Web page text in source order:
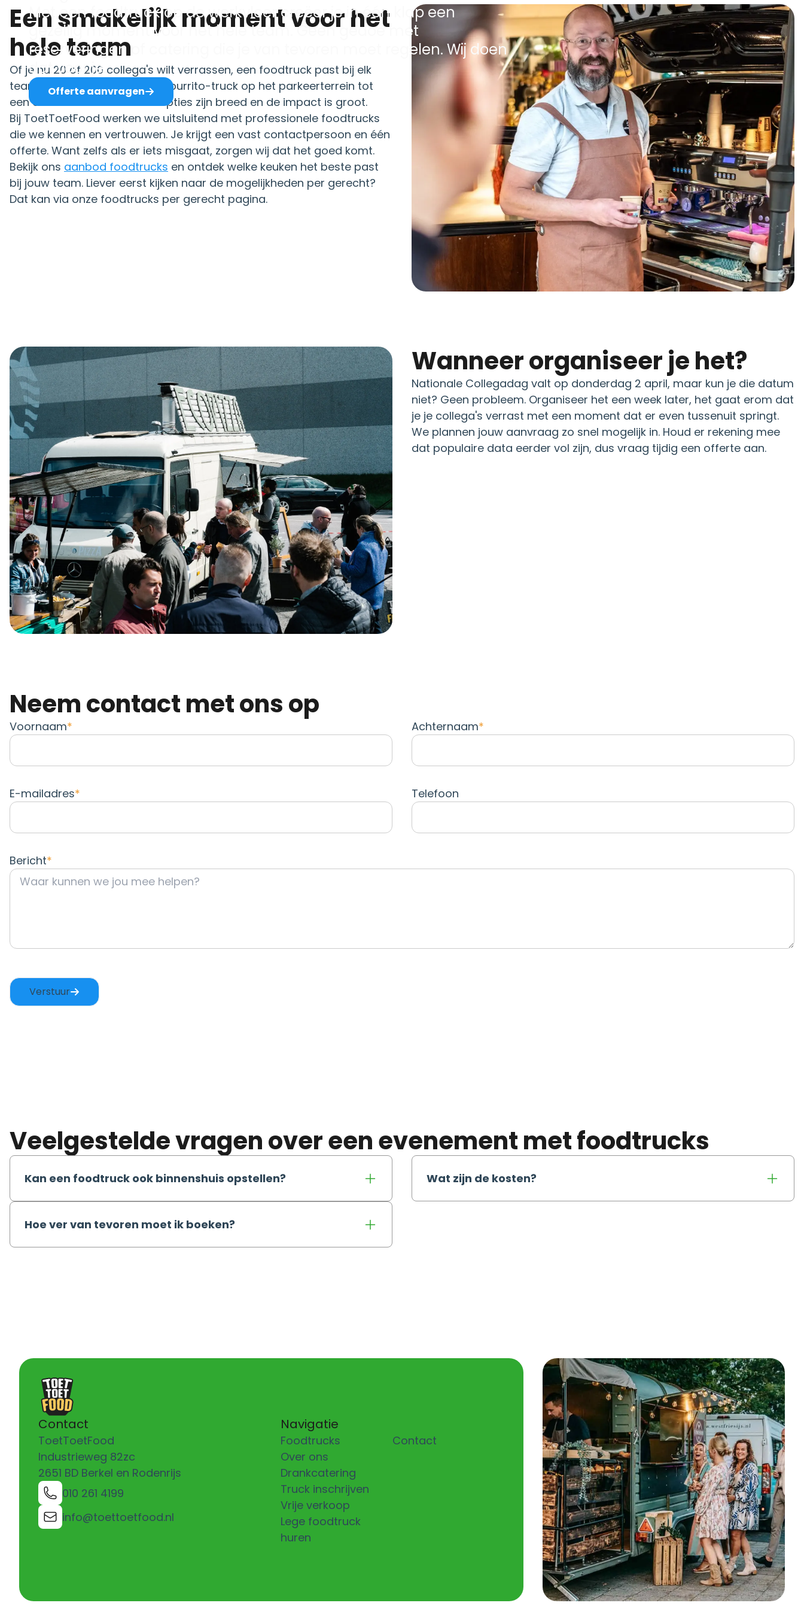
Met een foodtruck op de werkvloer creëer je in één klap een
gezellig moment voor het hele team. Geen gedoe met
reserveringen of catering die je van tevoren moet regelen. Wij doen
dat voor je.
Offerte aanvragen
Een smakelijk moment voor het
hele team
Of je nu 20 of 200 collega's wilt verrassen, een foodtruck past bij elk
team en elke locatie. Van een burrito-truck op het parkeerterrein tot
een dessertkar in de hal. De opties zijn breed en de impact is groot.
Bij ToetToetFood werken we uitsluitend met professionele foodtrucks
die we kennen en vertrouwen. Je krijgt een vast contactpersoon en één
offerte. Want zelfs als er iets misgaat, zorgen wij dat het goed komt.
Bekijk ons aanbod foodtrucks en ontdek welke keuken het beste past
bij jouw team. Liever eerst kijken naar de mogelijkheden per gerecht?
Dat kan via onze foodtrucks per gerecht pagina.
Wanneer organiseer je het?
Nationale Collegadag valt op donderdag 2 april, maar kun je die datum
niet? Geen probleem. Organiseer het een week later, het gaat erom dat
je je collega's verrast met een moment dat er even tussenuit springt.
We plannen jouw aanvraag zo snel mogelijk in. Houd er rekening mee
dat populaire data eerder vol zijn, dus vraag tijdig een offerte aan.
Neem contact met ons op
Voornaam Achternaam
E-mailadres Telefoon
Bericht
Captcha
Verstuur
Veelgestelde vragen over een evenement met foodtrucks
Kan een foodtruck ook binnenshuis opstellen?
Hoe ver van tevoren moet ik boeken?
Wat zijn de kosten?
Contact
ToetToetFood
Industrieweg 82zc
2651 BD Berkel en Rodenrijs
010 261 4199
info@toettoetfood.nl
Navigatie
Foodtrucks
Over ons
Drankcatering
Truck inschrijven
Vrije verkoop
Lege foodtruck
huren
Contact